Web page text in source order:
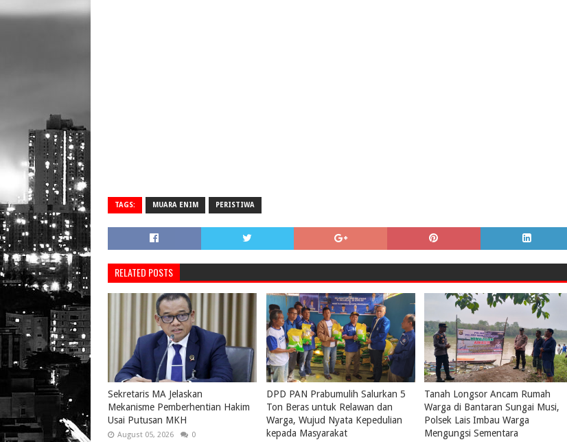
TAGS: MUARA ENIM PERISTIWA
RELATED POSTS
Sekretaris MA Jelaskan
Mekanisme Pemberhentian Hakim
Usai Putusan MKH
August 05, 2026 0
DPD PAN Prabumulih Salurkan 5
Ton Beras untuk Relawan dan
Warga, Wujud Nyata Kepedulian
kepada Masyarakat
Tanah Longsor Ancam Rumah
Warga di Bantaran Sungai Musi,
Polsek Lais Imbau Warga
Mengungsi Sementara